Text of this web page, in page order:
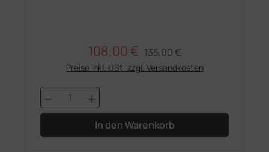
Verkaufspreis:
108,00 € Regulärer Preis:
135,00 €
Preise inkl. USt. zzgl. Versandkosten
Produkt Anzahl: Gib den
In den Warenkorb